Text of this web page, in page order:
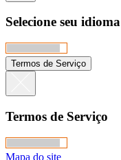
Selecione seu idioma
Termos de Serviço
Termos de Serviço
Mapa do site